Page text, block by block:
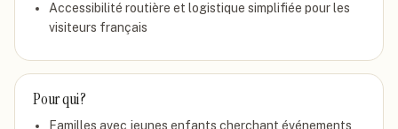
Accessibilité routière et logistique simplifiée pour les
visiteurs français
Pour qui ?
Familles avec jeunes enfants cherchant événements